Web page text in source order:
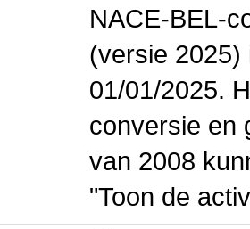
NACE-BEL-
(versie 2025)
01/01/2025.
conversie en
van 2008
"Toon de